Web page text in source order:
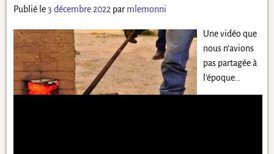
Publié le3 décembre 2022 par mlemonni
Une vidéo que
nous n’avions
pas partagée à
l’époque…